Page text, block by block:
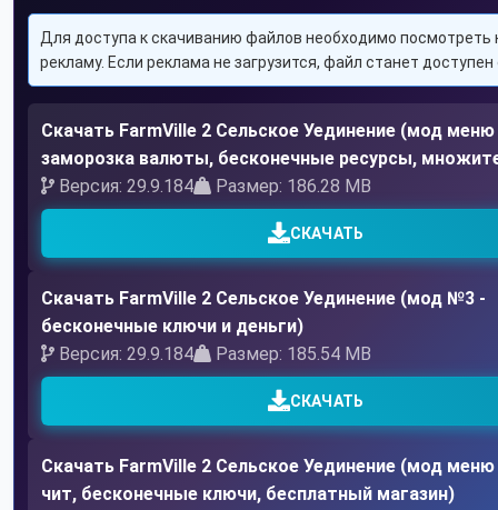
Для доступа к скачиванию файлов необходимо посмотреть
рекламу. Если реклама не загрузится, файл станет доступен
Скачать FarmVille 2 Сельское Уединение (мод
заморозка валюты, бесконечные ресурсы,
Версия: 29.9.184
Размер: 186.28 MB
СКАЧАТЬ
Скачать FarmVille 2 Сельское Уединение (мод №3 -
бесконечные ключи и деньги)
Версия: 29.9.184
Размер: 185.54 MB
СКАЧАТЬ
Скачать FarmVille 2 Сельское Уединение (мод
чит, бесконечные ключи, бесплатный магазин)